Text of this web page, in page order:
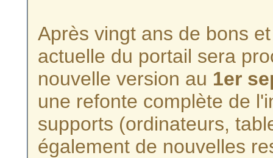
Après vingt ans de bons
actuelle du portail sera
nouvelle version au 1er
une refonte complète de
supports (ordinateurs,
également de nouvelles